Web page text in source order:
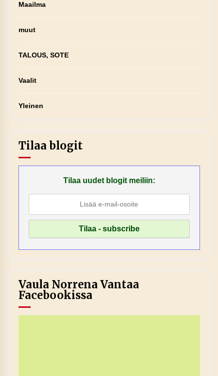
Maailma
muut
TALOUS, SOTE
Vaalit
Yleinen
Tilaa blogit
Tilaa uudet blogit meiliin:
Vaula Norrena Vantaa
Facebookissa